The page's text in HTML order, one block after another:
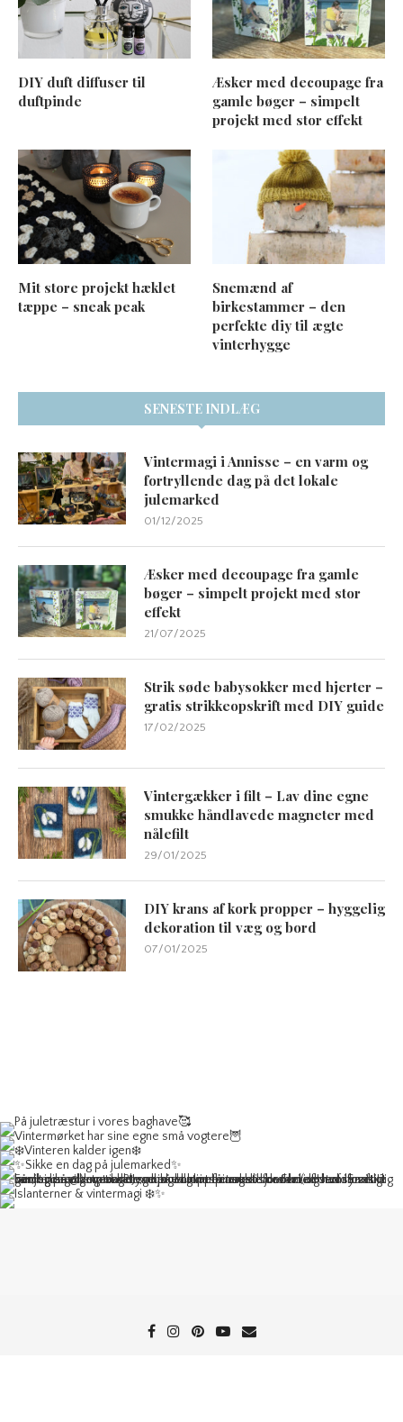
DIY duft diffuser til
duftpinde
Æsker med decoupage fra
gamle bøger – simpelt
projekt med stor effekt
Mit store projekt hæklet
tæppe – sneak peak
Snemænd af
birkestammer – den
perfekte diy til ægte
vinterhygge
SENESTE INDLÆG
Vintermagi i Annisse – en varm og
fortryllende dag på det lokale
julemarked
01/12/2025
Æsker med decoupage fra gamle
bøger – simpelt projekt med stor
effekt
21/07/2025
Strik søde babysokker med hjerter –
gratis strikkeopskrift med DIY guide
17/02/2025
Vintergækker i filt – Lav dine egne
smukke håndlavede magneter med
nålefilt
29/01/2025
DIY krans af kork propper – hyggelig
dekoration til væg og bord
07/01/2025